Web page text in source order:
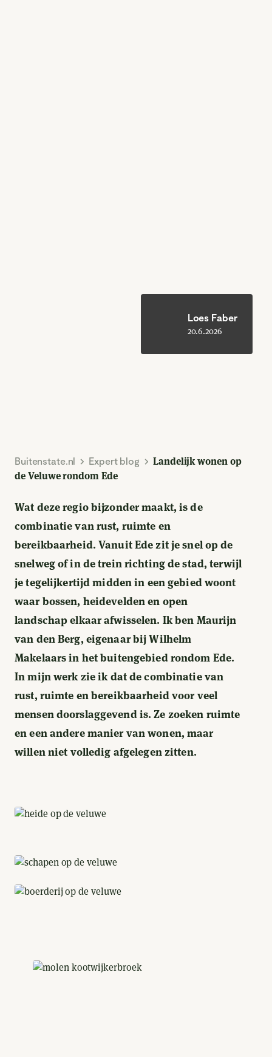
Loes Faber
20.6.2026
Buitenstate.nl Expert blog
Landelijk wonen op
de Veluwe rondom Ede
Wat deze regio bijzonder maakt, is de
combinatie van rust, ruimte en
bereikbaarheid. Vanuit Ede zit je snel op de
snelweg of in de trein richting de stad, terwijl
je tegelijkertijd midden in een gebied woont
waar bossen, heidevelden en open
landschap elkaar afwisselen. Ik ben Maurijn
van den Berg, eigenaar bij Wilhelm
Makelaars in het buitengebied rondom Ede.
In mijn werk zie ik dat de combinatie van
rust, ruimte en bereikbaarheid voor veel
mensen doorslaggevend is. Ze zoeken ruimte
en een andere manier van wonen, maar
willen niet volledig afgelegen zitten.